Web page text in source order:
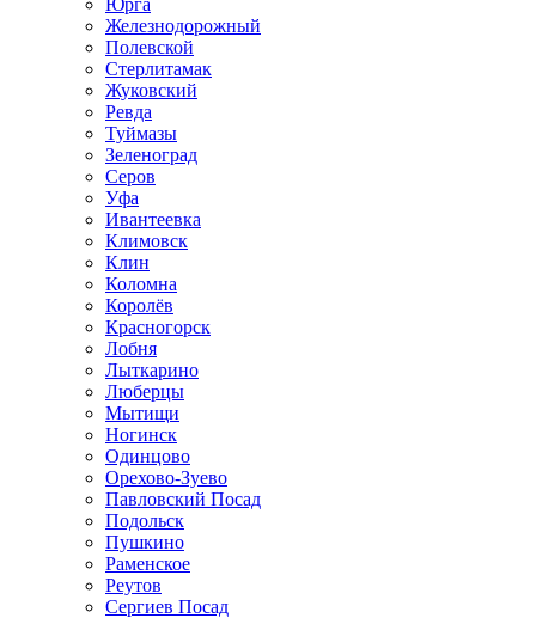
Юрга
Железнодорожный
Полевской
Стерлитамак
Жуковский
Ревда
Туймазы
Зеленоград
Серов
Уфа
Ивантеевка
Климовск
Клин
Коломна
Королёв
Красногорск
Лобня
Лыткарино
Люберцы
Мытищи
Ногинск
Одинцово
Орехово-Зуево
Павловский Посад
Подольск
Пушкино
Раменское
Реутов
Сергиев Посад